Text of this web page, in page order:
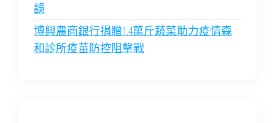
誤
博興農商銀行捐贈1.4萬斤蔬菜助力疫情森
和診所疫苗防控阻擊戰